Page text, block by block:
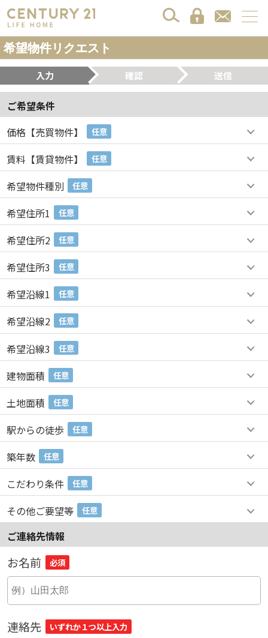
希望物件リクエスト
入力 確認 送信
ご希望条件
価格【売買物件】
任意
賃料【賃貸物件】 任意
希望物件種別 任意
希望住所1 任意
希望住所2 任意
希望住所3 任意
希望沿線1 任意
希望沿線2 任意
希望沿線3 任意
建物面積 任意
土地面積 任意
駅からの徒歩 任意
築年数 任意
こだわり条件 任意
その他ご要望等 任意
ご連絡先情報
お名前 必須
連絡先 いずれか１つ以上入力